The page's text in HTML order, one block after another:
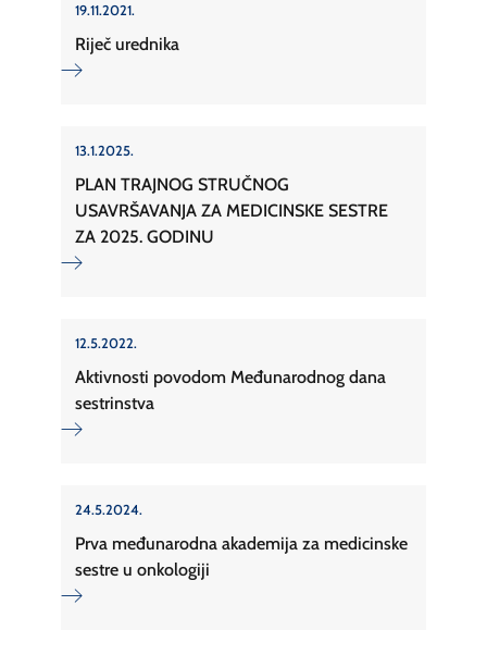
19.11.2021.
Riječ urednika
13.1.2025.
PLAN TRAJNOG STRUČNOG
USAVRŠAVANJA ZA MEDICINSKE SESTRE
ZA 2025. GODINU
12.5.2022.
Aktivnosti povodom Međunarodnog dana
sestrinstva
24.5.2024.
Prva međunarodna akademija za medicinske
sestre u onkologiji